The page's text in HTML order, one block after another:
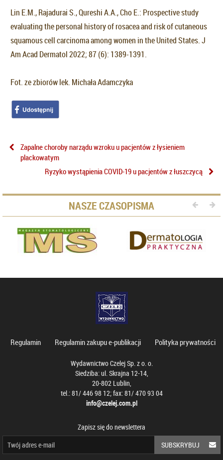
Lin E.M., Rajadurai S., Qureshi A.A., Cho E.: Prospective study
evaluating the personal history of rosacea and risk of cutaneous
squamous cell carcinoma among women in the United States. J
Am Acad Dermatol 2022; 87 (6): 1389-1391.
Fot. ze zbiorów lek. Michała Adamczyka
Zapalne choroby narządu wzroku u pacjentów z łysieniem
plackowatym
Ryzyko wystąpienia COVID-19 u pacjentów z łuszczycą
NASZE CZASOPISMA
Regulamin Regulamin zakupu e-publikacji Polityka prywatności
Wydawnictwo Czelej Sp. z o. o.
Siedziba: ul. Skrajna 12-14,
20-802 Lublin,
tel.: 81/ 446 98 12; fax: 81/ 470 93 04
info@czelej.com.pl
Zapisz się do newslettera
SUBSKRYBUJ